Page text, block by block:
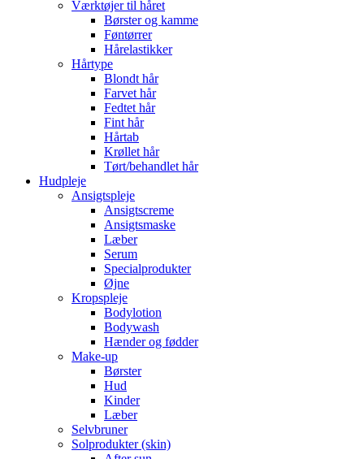
Værktøjer til håret
Børster og kamme
Føntørrer
Hårelastikker
Hårtype
Blondt hår
Farvet hår
Fedtet hår
Fint hår
Hårtab
Krøllet hår
Tørt/behandlet hår
Hudpleje
Ansigtspleje
Ansigtscreme
Ansigtsmaske
Læber
Serum
Specialprodukter
Øjne
Kropspleje
Bodylotion
Bodywash
Hænder og fødder
Make-up
Børster
Hud
Kinder
Læber
Selvbruner
Solprodukter (skin)